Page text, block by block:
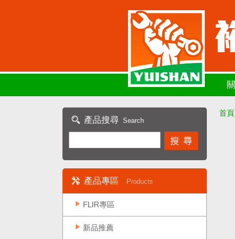
產品搜尋 Search
產品專區 Products
FLIR專區
新品推薦
首頁